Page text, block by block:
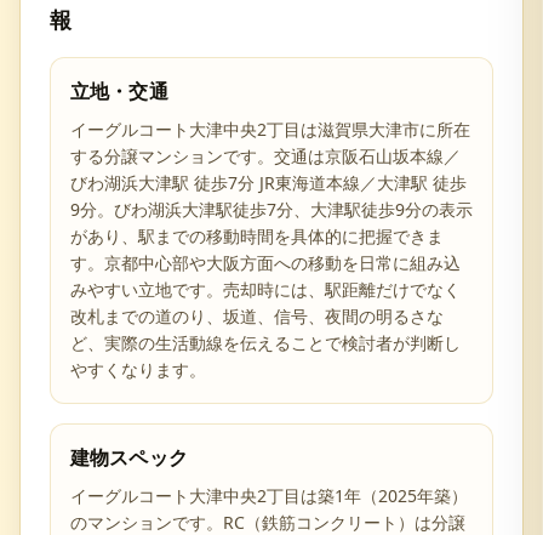
報
立地・交通
イーグルコート大津中央2丁目は滋賀県大津市に所在
する分譲マンションです。交通は京阪石山坂本線／
びわ湖浜大津駅 徒歩7分 JR東海道本線／大津駅 徒歩
9分。びわ湖浜大津駅徒歩7分、大津駅徒歩9分の表示
があり、駅までの移動時間を具体的に把握できま
す。京都中心部や大阪方面への移動を日常に組み込
みやすい立地です。売却時には、駅距離だけでなく
改札までの道のり、坂道、信号、夜間の明るさな
ど、実際の生活動線を伝えることで検討者が判断し
やすくなります。
建物スペック
イーグルコート大津中央2丁目は築1年（2025年築）
のマンションです。RC（鉄筋コンクリート）は分譲